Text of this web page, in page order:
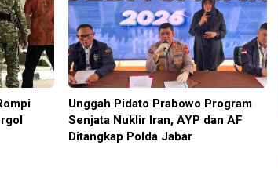
Unggah Pidato Prabowo Program
Senjata Nuklir Iran, AYP dan AF
Ditangkap Polda Jabar